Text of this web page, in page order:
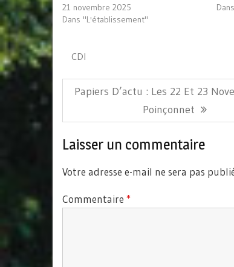
21 novembre 2025
Dans "L'établissement"
CDI
Navigation
de
l’article
Article
Papiers D’actu : Les 22 Et 23
Poinçonnet
Laisser un commentaire
Votre adresse e-mail ne sera pas
Commentaire *